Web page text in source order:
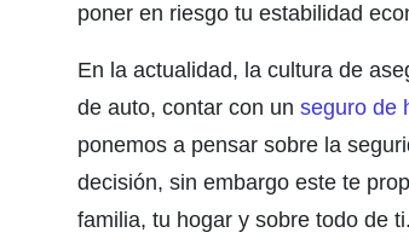
poner en riesgo tu estabilidad
En la actualidad, la cultura de
de auto, contar con un seguro de
ponemos a pensar sobre la
decisión, sin embargo este te
familia, tu hogar y sobre todo de